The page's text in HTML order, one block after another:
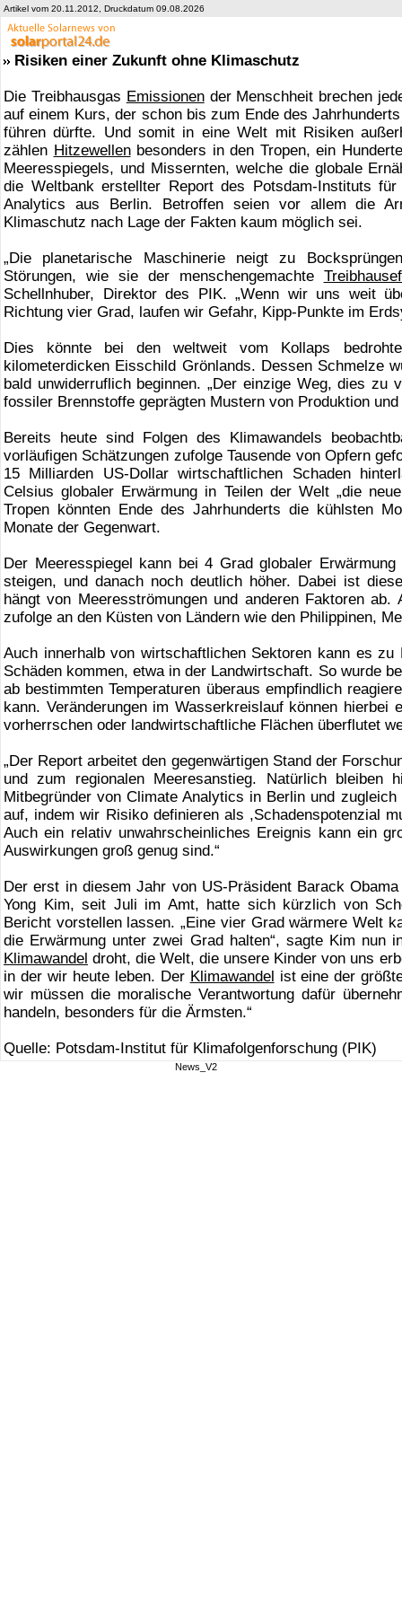
Artikel vom 20.11.2012, Druckdatum 09.08.2026
Risiken einer Zukunft ohne Klimaschutz
Die Treibhausgas Emissionender Menschheit brechen
auf einem Kurs, der schon bis zum Ende des
führen dürfte. Und somit in eine Welt mit Risiken
zählen Hitzewellenbesonders in den Tropen, ein
Meeresspiegels, und Missernten, welche die globale
die Weltbank erstellter Report des Potsdam-Instituts
Analytics aus Berlin. Betroffen seien vor allem die
Klimaschutz nach Lage der Fakten kaum möglich sei.
„Die planetarische Maschinerie neigt zu
Störungen, wie sie der menschengemachte
Schellnhuber, Direktor des PIK. „Wenn wir uns weit
Richtung vier Grad, laufen wir Gefahr, Kipp-Punkte im
Dies könnte bei den weltweit vom Kollaps
kilometerdicken Eisschild Grönlands. Dessen Schmelze
bald unwiderruflich beginnen. „Der einzige Weg, dies
fossiler Brennstoffe geprägten Mustern von Produktion
Bereits heute sind Folgen des Klimawandels
vorläufigen Schätzungen zufolge Tausende von Opfern
15 Milliarden US-Dollar wirtschaftlichen Schaden
Celsius globaler Erwärmung in Teilen der Welt „die
Tropen könnten Ende des Jahrhunderts die kühlsten
Monate der Gegenwart.
Der Meeresspiegel kann bei 4 Grad globaler
steigen, und danach noch deutlich höher. Dabei ist
hängt von Meeresströmungen und anderen Faktoren
zufolge an den Küsten von Ländern wie den Philippinen,
Auch innerhalb von wirtschaftlichen Sektoren kann es
Schäden kommen, etwa in der Landwirtschaft. So wurde
ab bestimmten Temperaturen überaus empfindlich
kann. Veränderungen im Wasserkreislauf können
vorherrschen oder landwirtschaftliche Flächen überflutet
„Der Report arbeitet den gegenwärtigen Stand der
und zum regionalen Meeresanstieg. Natürlich bleiben
Mitbegründer von Climate Analytics in Berlin und
auf, indem wir Risiko definieren als ,Schadenspotenzial
Auch ein relativ unwahrscheinliches Ereignis kann ein
Auswirkungen groß genug sind.“
Der erst in diesem Jahr von US-Präsident Barack
Yong Kim, seit Juli im Amt, hatte sich kürzlich von
Bericht vorstellen lassen. „Eine vier Grad wärmere Welt
die Erwärmung unter zwei Grad halten“, sagte Kim nun
Klimawandel droht, die Welt, die unsere Kinder von uns
in der wir heute leben. Der Klimawandel ist eine der
wir müssen die moralische Verantwortung dafür
handeln, besonders für die Ärmsten.“
Quelle: Potsdam-Institut für Klimafolgenforschung (PIK)
News_V2